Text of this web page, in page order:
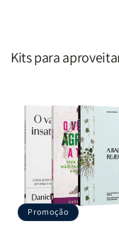
Kits para
Promoção